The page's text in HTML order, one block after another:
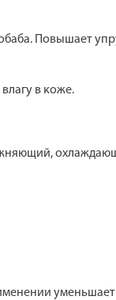
Повышает
в коже.